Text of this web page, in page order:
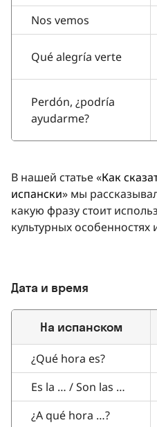
Nos vemos
Qué alegría verte
Perdón, ¿podría
ayudarme?
В нашей статье «Как
испански» мы
какую фразу стоит
культурных особенностях
Дата и время
На испанском
¿Qué hora es?
Es la … / Son las …
¿A qué hora …?